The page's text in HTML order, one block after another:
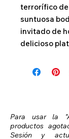
terrorífico
suntuosa
invitado de
delicioso
Para usar la
productos
Sesión y